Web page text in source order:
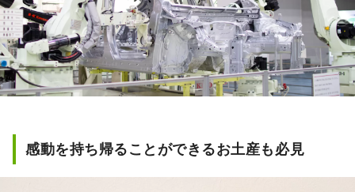
感動を持ち帰ることができるお土産も必見